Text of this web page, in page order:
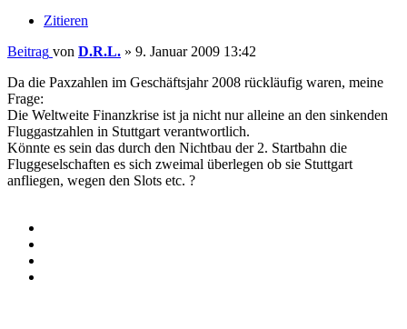
Zitieren
Beitrag von D.R.L. » 9. Januar 2009 13:42
Da die Paxzahlen im Geschäftsjahr 2008 rückläufig waren, meine
Frage:
Die Weltweite Finanzkrise ist ja nicht nur alleine an den sinkenden
Fluggastzahlen in Stuttgart verantwortlich.
Könnte es sein das durch den Nichtbau der 2. Startbahn die
Fluggeselschaften es sich zweimal überlegen ob sie Stuttgart
anfliegen, wegen den Slots etc. ?